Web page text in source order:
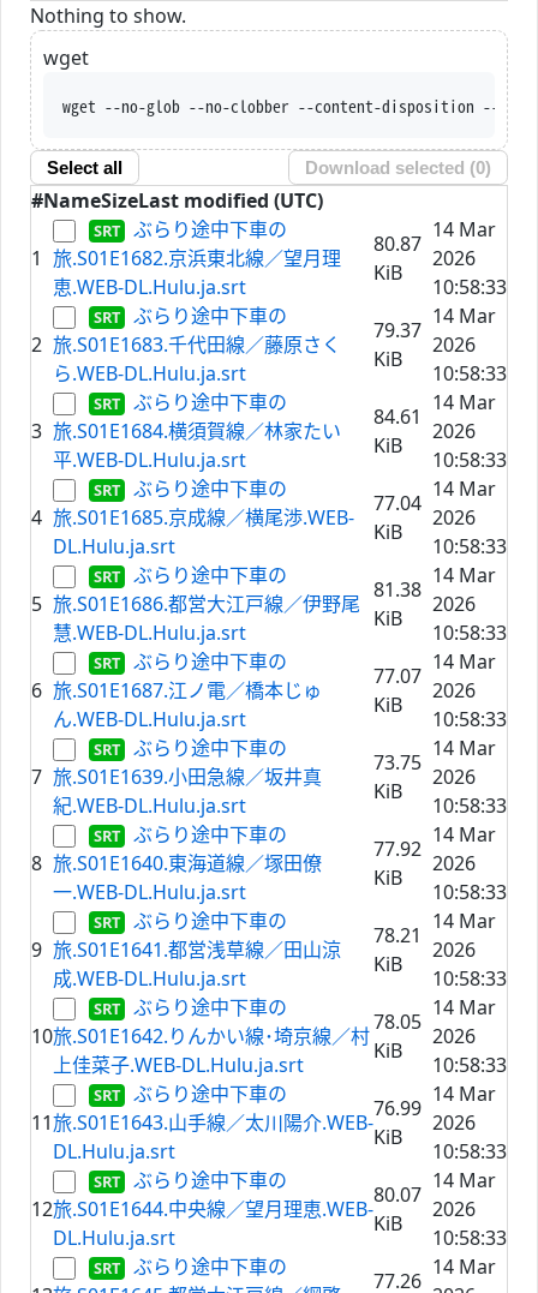
Nothing to show.
wget
wget --no-glob --no-clobber --content-
Select all Download selected (0)
#NameSizeLast modified (UTC)
1
ぶらり途中下車の
旅.S01E1682.京浜東北線／望月理
恵.WEB-DL.Hulu.ja.srt
80.87
KiB
14 Mar
2026
10:58:33
2
ぶらり途中下車の
旅.S01E1683.千代田線／藤原さく
ら.WEB-DL.Hulu.ja.srt
79.37
KiB
14 Mar
2026
10:58:33
3
ぶらり途中下車の
旅.S01E1684.横須賀線／林家たい
平.WEB-DL.Hulu.ja.srt
84.61
KiB
14 Mar
2026
10:58:33
4
ぶらり途中下車の
旅.S01E1685.京成線／横尾渉.WEB-
DL.Hulu.ja.srt
77.04
KiB
14 Mar
2026
10:58:33
5
ぶらり途中下車の
旅.S01E1686.都営大江戸線／伊野尾
慧.WEB-DL.Hulu.ja.srt
81.38
KiB
14 Mar
2026
10:58:33
6
ぶらり途中下車の
旅.S01E1687.江ノ電／橋本じゅ
ん.WEB-DL.Hulu.ja.srt
77.07
KiB
14 Mar
2026
10:58:33
7
ぶらり途中下車の
旅.S01E1639.小田急線／坂井真
紀.WEB-DL.Hulu.ja.srt
73.75
KiB
14 Mar
2026
10:58:33
8
ぶらり途中下車の
旅.S01E1640.東海道線／塚田僚
一.WEB-DL.Hulu.ja.srt
77.92
KiB
14 Mar
2026
10:58:33
9
ぶらり途中下車の
旅.S01E1641.都営浅草線／田山涼
成.WEB-DL.Hulu.ja.srt
78.21
KiB
14 Mar
2026
10:58:33
10
ぶらり途中下車の
旅.S01E1642.りんかい線･埼京線／村
上佳菜子.WEB-DL.Hulu.ja.srt
78.05
KiB
14 Mar
2026
10:58:33
11
ぶらり途中下車の
旅.S01E1643.山手線／太川陽介.WEB-
DL.Hulu.ja.srt
76.99
KiB
14 Mar
2026
10:58:33
12
ぶらり途中下車の
旅.S01E1644.中央線／望月理恵.WEB-
DL.Hulu.ja.srt
80.07
KiB
14 Mar
2026
10:58:33
ぶらり途中下車の
77.26
14 Mar